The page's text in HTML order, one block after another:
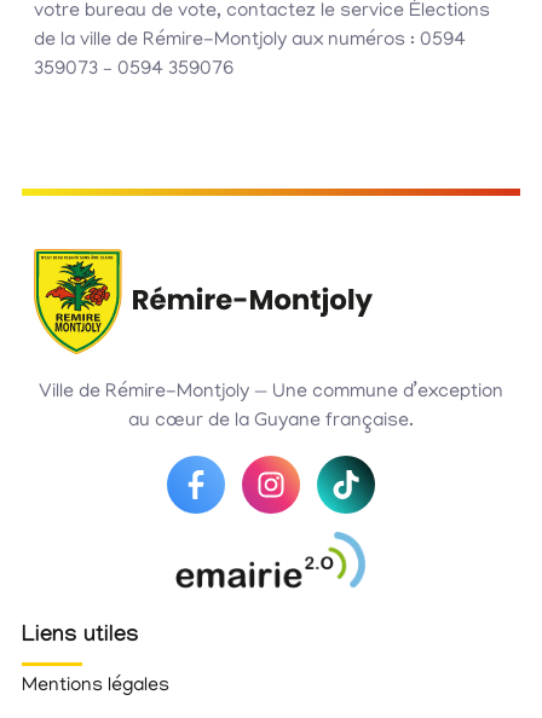
votre bureau de vote, contactez le service Élections
de la ville de Rémire-Montjoly aux numéros : 0594
359073 – 0594 359076
Ville de Rémire-Montjoly — Une commune d’exception
au cœur de la Guyane française.
Liens utiles
Mentions légales